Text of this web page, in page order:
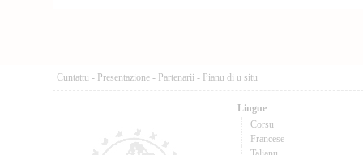
Cuntattu - Presentazione - Partenarii - Pianu di u situ
Lingue
Corsu
Francese